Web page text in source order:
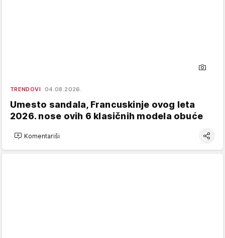
TRENDOVI 04.08.2026.
Umesto sandala, Francuskinje ovog leta
2026. nose ovih 6 klasičnih modela obuće
Komentariši